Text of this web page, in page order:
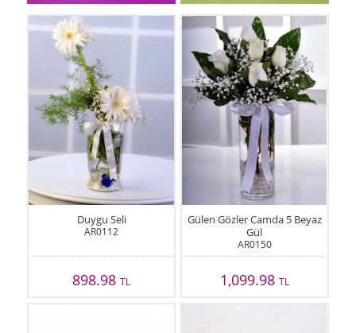
Duygu Seli
AR0112
898.98TL
Gülen Gözler Camda 5 Beyaz
Gül
AR0150
1,099.98 TL